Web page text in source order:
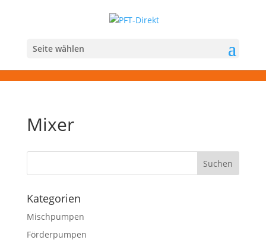
Seite wählen
Mixer
Kategorien
Mischpumpen
Förderpumpen